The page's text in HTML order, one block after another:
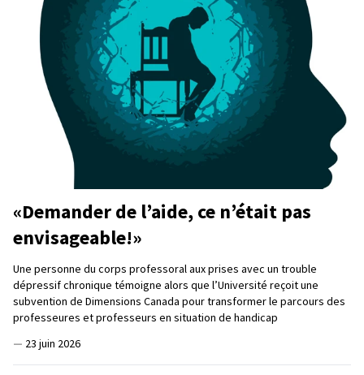
«Demander de l’aide, ce n’était pas
envisageable!»
Une personne du corps professoral aux prises avec un trouble
dépressif chronique témoigne alors que l’Université reçoit une
subvention de Dimensions Canada pour transformer le parcours des
professeures et professeurs en situation de handicap
— 23 juin 2026